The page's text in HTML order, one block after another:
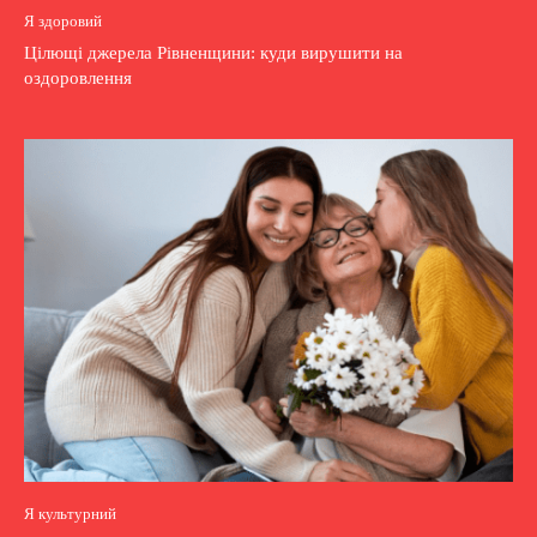
Я здоровий
Цілющі джерела Рівненщини: куди вирушити на
оздоровлення
Я культурний